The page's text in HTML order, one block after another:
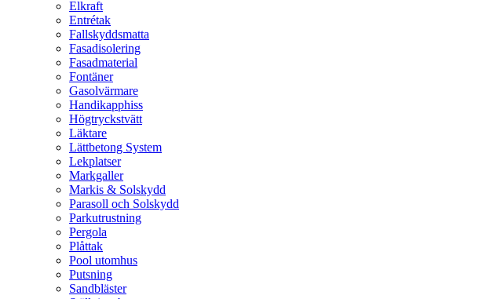
Elkraft
Entrétak
Fallskyddsmatta
Fasadisolering
Fasadmaterial
Fontäner
Gasolvärmare
Handikapphiss
Högtryckstvätt
Läktare
Lättbetong System
Lekplatser
Markgaller
Markis & Solskydd
Parasoll och Solskydd
Parkutrustning
Pergola
Plåttak
Pool utomhus
Putsning
Sandbläster